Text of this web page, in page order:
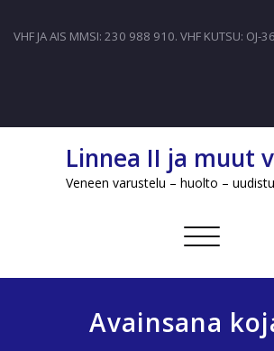
VHF JA AIS MMSI: 230 988 910. VHF KUTSU: OJ-
Linnea II ja muut
Veneen varustelu – huolto –
Avaa/sulje
Avainsana